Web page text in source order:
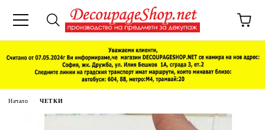
Начало ЧЕТКИ